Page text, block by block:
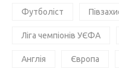
Футболіст
Ліга чемпіонів УЄФА
Англія Європа